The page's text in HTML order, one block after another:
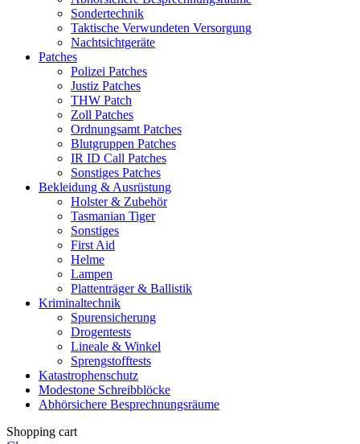
Sondertechnik
Taktische Verwundeten Versorgung
Nachtsichtgeräte
Patches
Polizei Patches
Justiz Patches
THW Patch
Zoll Patches
Ordnungsamt Patches
Blutgruppen Patches
IR ID Call Patches
Sonstiges Patches
Bekleidung & Ausrüstung
Holster & Zubehör
Tasmanian Tiger
Sonstiges
First Aid
Helme
Lampen
Plattenträger & Ballistik
Kriminaltechnik
Spurensicherung
Drogentests
Lineale & Winkel
Sprengstofftests
Katastrophenschutz
Modestone Schreibblöcke
Abhörsichere Besprechnungsräume
Shopping cart